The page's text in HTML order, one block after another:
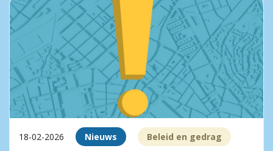
18-02-2026 Nieuws Beleid en gedrag